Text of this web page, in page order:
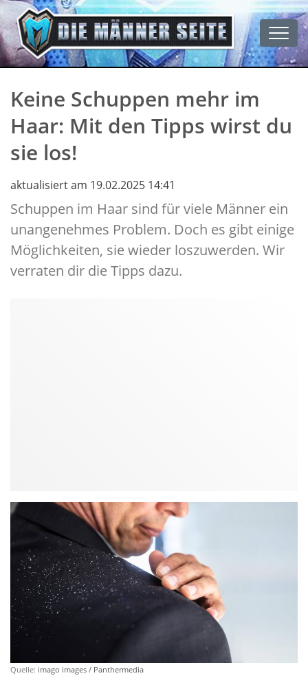
Keine Schuppen mehr im
Haar: Mit den Tipps wirst du
sie los!
aktualisiert am 19.02.2025 14:41
Schuppen im Haar sind für viele Männer ein
unangenehmes Problem. Doch es gibt einige
Möglichkeiten, sie wieder loszuwerden. Wir
verraten dir die Tipps dazu.
Quelle: imago images / Panthermedia